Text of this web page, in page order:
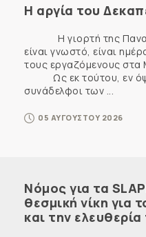
Η αργία του
Η γιορτή της
είναι γνωστό, είναι
τους εργαζόμενους
Ως εκ τούτου, εν
συνάδελφοι των ...
05 ΑΥΓΟΥΣΤΟΥ 2026
Νόμος για τα
θεσμική νίκη για
και την